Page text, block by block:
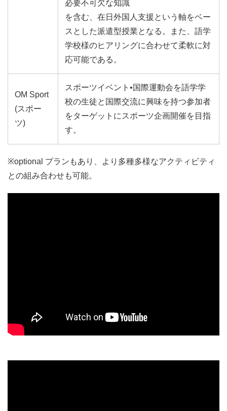
必要不可欠な知識
を含む、在日外国人支援という軸をベー
スとした派遣型授業となる。また、語学
学校様のヒアリングに合わせて柔軟に対
応可能である。
OM Sport
(スポー
ツ)
スポーツイベント•国際運動会を語学学
校の生徒と国際交流に興味を持つ参加者
をターゲットにスポーツ企画開催を目指
す。
※optional プランもあり、より多種多様なアクティビティ
との組み合わせも可能。